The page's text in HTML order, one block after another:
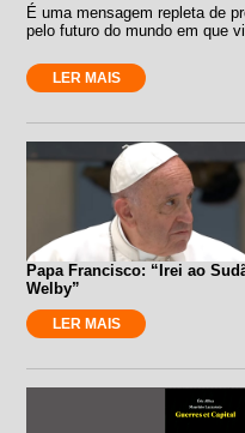
É uma mensagem repleta de
pelo futuro do mundo em que
LER MAIS
Papa Francisco: “Irei ao
Welby”
LER MAIS